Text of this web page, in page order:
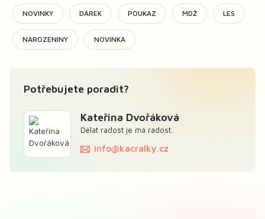
NOVINKY DÁREK POUKAZ MDŽ LES
NAROZENINY NOVINKA
Potřebujete poradit?
Kateřina Dvořáková
Dělat radost je má radost.
info@kacralky.cz